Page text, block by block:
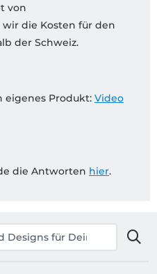
von
die Kosten für den
der Schweiz.
eigenes Produkt: Video
die Antworten hier.